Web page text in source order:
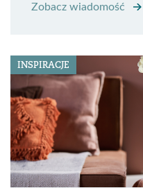
Zobacz wiadomość
INSPIRACJE